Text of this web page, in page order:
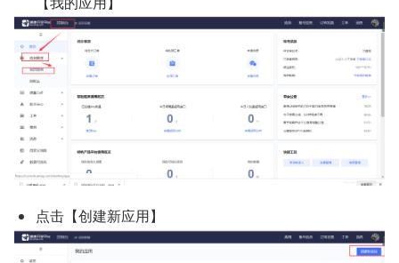
点击【创建新应用】